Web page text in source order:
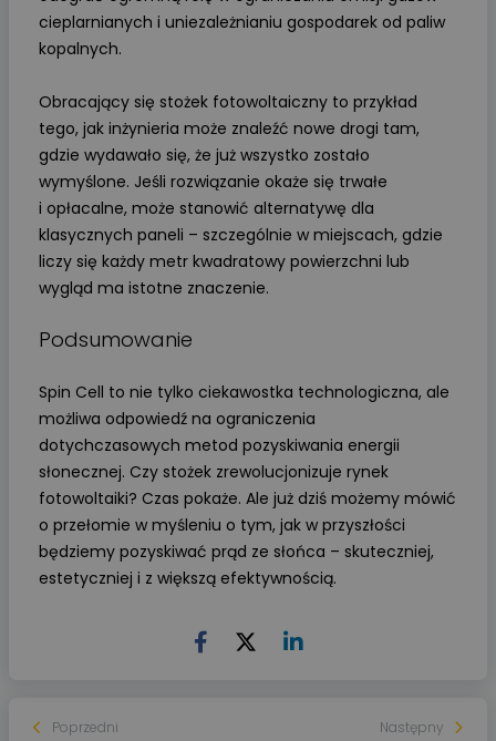
cieplarnianych i uniezależnianiu gospodarek od paliw
kopalnych.
Obracający się stożek fotowoltaiczny to przykład
tego, jak inżynieria może znaleźć nowe drogi tam,
gdzie wydawało się, że już wszystko zostało
wymyślone. Jeśli rozwiązanie okaże się trwałe
i opłacalne, może stanowić alternatywę dla
klasycznych paneli – szczególnie w miejscach, gdzie
liczy się każdy metr kwadratowy powierzchni lub
wygląd ma istotne znaczenie.
Podsumowanie
Spin Cell to nie tylko ciekawostka technologiczna, ale
możliwa odpowiedź na ograniczenia
dotychczasowych metod pozyskiwania energii
słonecznej. Czy stożek zrewolucjonizuje rynek
fotowoltaiki? Czas pokaże. Ale już dziś możemy mówić
o przełomie w myśleniu o tym, jak w przyszłości
będziemy pozyskiwać prąd ze słońca – skuteczniej,
estetyczniej i z większą efektywnością.
Poprzedni Następny